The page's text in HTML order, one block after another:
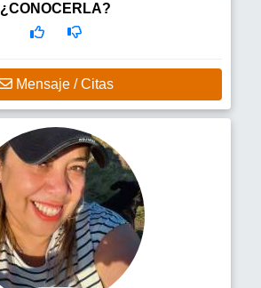
¿CONOCERLA?
Mensaje / Citas